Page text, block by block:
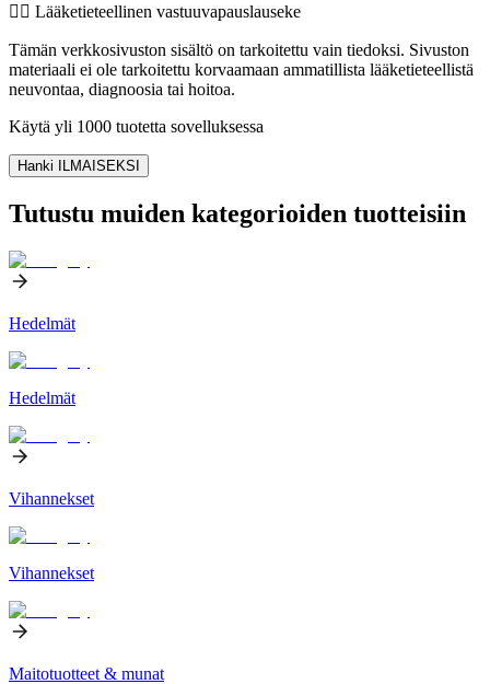
👨‍⚕️️ Lääketieteellinen vastuuvapauslauseke
Tämän verkkosivuston sisältö on tarkoitettu vain tiedoksi. Sivuston
materiaali ei ole tarkoitettu korvaamaan ammatillista lääketieteellistä
neuvontaa, diagnoosia tai hoitoa.
Käytä yli 1000 tuotetta sovelluksessa
Hanki ILMAISEKSI
Tutustu muiden kategorioiden tuotteisiin
Hedelmät
Hedelmät
Vihannekset
Vihannekset
Maitotuotteet & munat